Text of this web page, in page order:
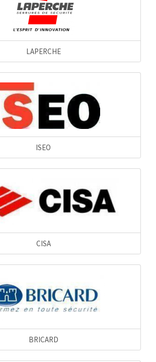
LAPERCHE
ISEO
CISA
BRICARD